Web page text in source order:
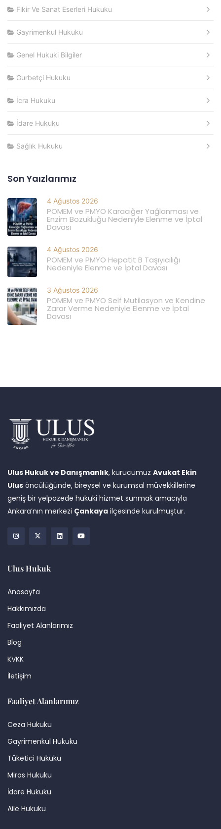
Fikir Ve Sanat Eserleri Hukuku
Gayrimenkul Hukuku
Genel Hukuki Bilgiler
Gurbetçi Hukuku
İcra Hukuku
İdare Hukuku
Sağlık Hukuku
Son Yaızlarımız
4 Ağustos 2026
POMEM ve PMYO Karaciğer Yağlanması ve
Enzim Bozukluğu Nedeniyle Elenme ve İptal
Davası
4 Ağustos 2026
POMEM ve PMYO Hepatit B Taşıyıcılığı
Nedeniyle Elenme ve İptal Davası
3 Ağustos 2026
POMEM ve PMYO Self Mutilasyon ve Kendine
Zarar Verme Nedeniyle Elenme ve İptal
Davası
Ulus Hukuk ve Danışmanlık, kurucumuz Avukat Ekin
Ulus öncülüğünde, bireysel ve kurumsal müvekkillerine
geniş bir yelpazede hukuki hizmet sunmak amacıyla
Ankara’nın merkezi Çankaya ilçesinde kurulmuştur.
Ulus Hukuk
Anasayfa
Hakkımızda
Faaliyet Alanlarımız
Blog
KVKK
İletişim
Faaliyet Alanlarımız
Ceza Hukuku
Gayrimenkul Hukuku
Tüketici Hukuku
Miras Hukuku
İdare Hukuku
Aile Hukuku